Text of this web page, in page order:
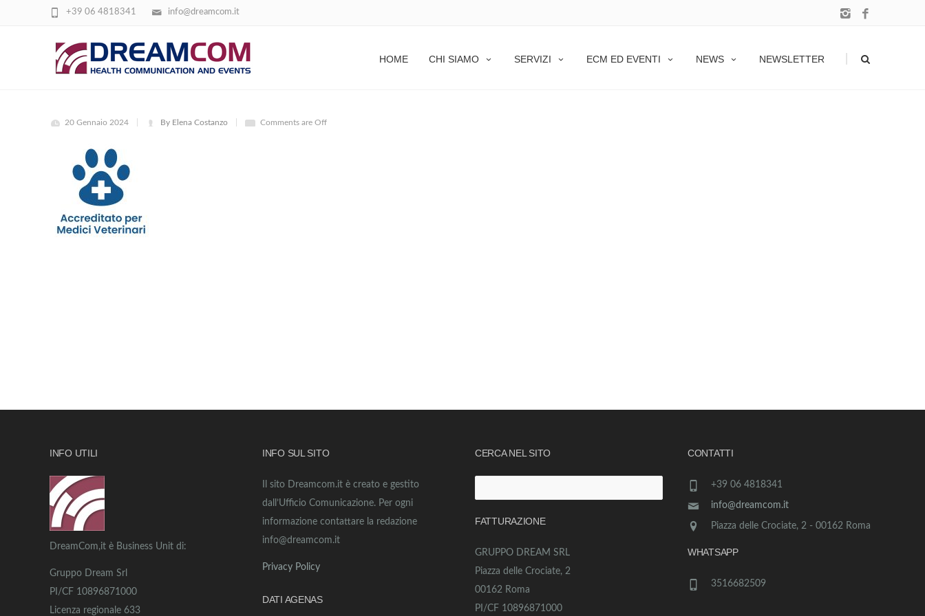
info@dreamcom.it
+39 06 4818341
HOME CHI SIAMO SERVIZI ECM ED EVENTI NEWS NEWSLETTER
2
20 Gennaio 2024 By Elena Costanzo Comments are Off
INFO UTILI
DreamCom,it è Business Unit di:
Gruppo Dream Srl
PI/CF 10896871000
Licenza regionale 633
INFO SUL SITO
Il sito Dreamcom.it è creato e gestito
dall’Ufficio Comunicazione. Per ogni
informazione contattare la redazione
info@dreamcom.it
Privacy Policy
DATI AGENAS
CERCA NEL SITO
per:
FATTURAZIONE
GRUPPO DREAM SRL
Piazza delle Crociate, 2
00162 Roma
PI/CF 10896871000
CONTATTI
+39 06 4818341
info@dreamcom.it
Piazza delle Crociate, 2 - 00162 Roma
WHATSAPP
3516682509